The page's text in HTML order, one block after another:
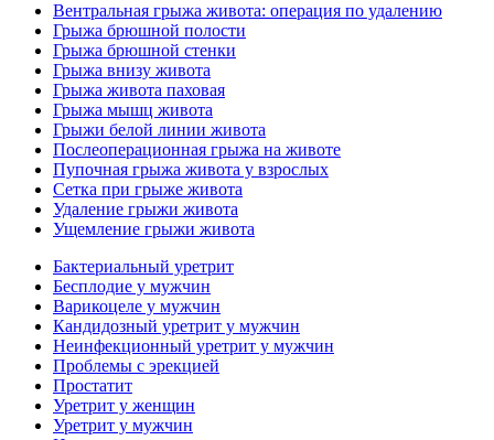
Вентральная грыжа живота: операция по удалению
Грыжа брюшной полости
Грыжа брюшной стенки
Грыжа внизу живота
Грыжа живота паховая
Грыжа мышц живота
Грыжи белой линии живота
Послеоперационная грыжа на животе
Пупочная грыжа живота у взрослых
Сетка при грыже живота
Удаление грыжи живота
Ущемление грыжи живота
Бактериальный уретрит
Бесплодие у мужчин
Варикоцеле у мужчин
Кандидозный уретрит у мужчин
Неинфекционный уретрит у мужчин
Проблемы с эрекцией
Простатит
Уретрит у женщин
Уретрит у мужчин